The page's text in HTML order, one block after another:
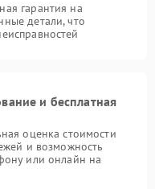
гарантия на
детали, что
и бесплатная
оценка стоимости
и возможность
или онлайн на